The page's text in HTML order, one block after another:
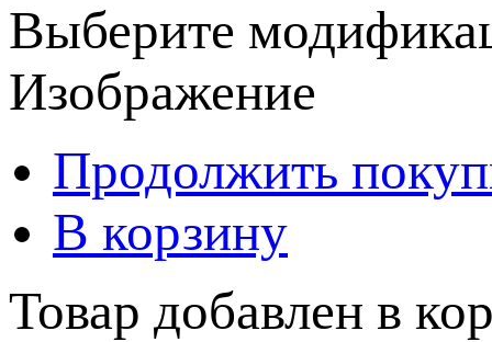
Выберите
Изображение
Продолжить
В корзину
Товар добавлен в